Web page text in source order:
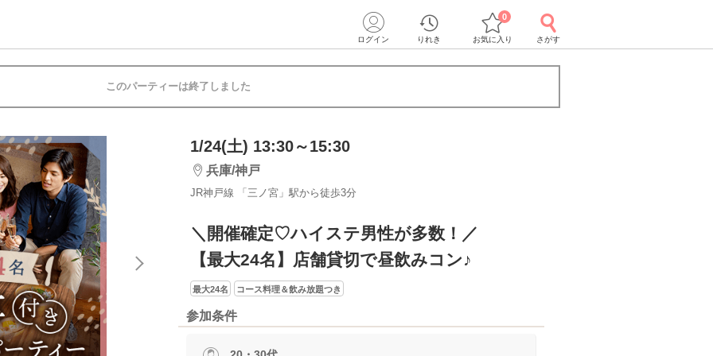
ログイン りれき お気に入り
0
さがす
このパーティーは終了しました
1/24(土) 13:30～15:30
兵庫/神戸
JR神戸線 「三ノ宮」駅から徒歩3分
＼開催確定♡ハイステ男性が多数！／
【最大24名】店舗貸切で昼飲みコン♪
最大24名 コース料理＆飲み放題つき
参加条件